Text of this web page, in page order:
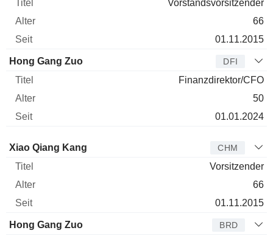
Vorstandsvorsitzender
66
01.11.2015
Hong Gang Zuo DFI
Finanzdirektor/CFO
50
01.01.2024
Verwaltungsratsmitglied
Xiao Qiang Kang CHM
Vorsitzender
66
01.11.2015
Hong Gang Zuo BRD